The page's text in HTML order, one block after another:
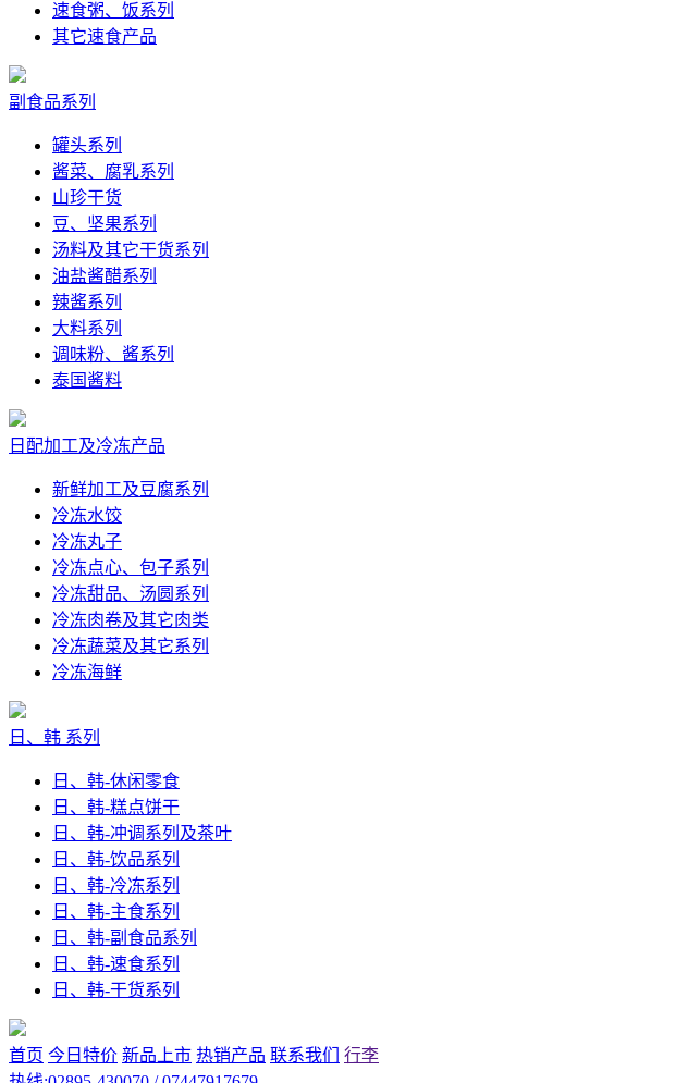
速食粥、饭系列
其它速食产品
副食品系列
罐头系列
酱菜、腐乳系列
山珍干货
豆、坚果系列
汤料及其它干货系列
油盐酱醋系列
辣酱系列
大料系列
调味粉、酱系列
泰国酱料
日配加工及冷冻产品
新鲜加工及豆腐系列
冷冻水饺
冷冻丸子
冷冻点心、包子系列
冷冻甜品、汤圆系列
冷冻肉卷及其它肉类
冷冻蔬菜及其它系列
冷冻海鲜
日、韩 系列
日、韩-休闲零食
日、韩-糕点饼干
日、韩-冲调系列及茶叶
日、韩-饮品系列
日、韩-冷冻系列
日、韩-主食系列
日、韩-副食品系列
日、韩-速食系列
日、韩-干货系列
首页 今日特价 新品上市 热销产品 联系我们
行李